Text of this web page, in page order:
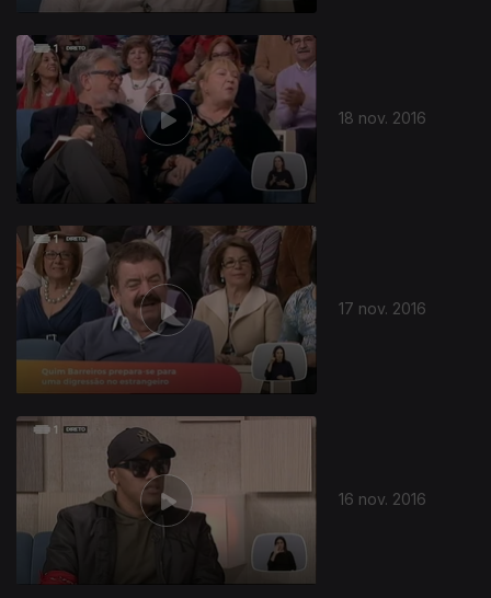
18 nov. 2016
17 nov. 2016
259991
16 nov. 2016